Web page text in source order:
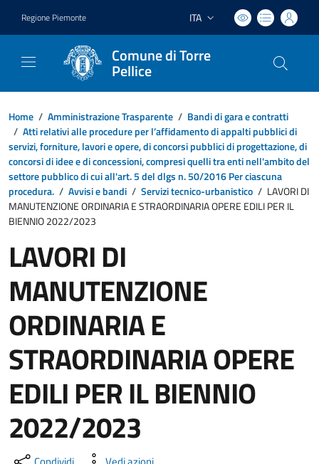
Regione Piemonte Lingua attiva:
ITA
Comune di Torre
Pellice
Home / Amministrazione Trasparente / Bandi di gara e contratti
/ Atti relativi alle procedure per l’affidamento di appalti pubblici di
servizi, forniture, lavori e opere, di concorsi pubblici di progettazione, di
concorsi di idee e di concessioni, compresi quelli tra enti nell'ambito del
settore pubblico di cui all'art. 5 del dlgs n. 50/2016 Per ciascuna
procedura. / Avvisi e bandi / Servizi tecnico-urbanistico / LAVORI DI
MANUTENZIONE ORDINARIA E STRAORDINARIA OPERE EDILI PER IL
BIENNIO 2022/2023
LAVORI DI
MANUTENZIONE
ORDINARIA E
STRAORDINARIA OPERE
EDILI PER IL BIENNIO
2022/2023